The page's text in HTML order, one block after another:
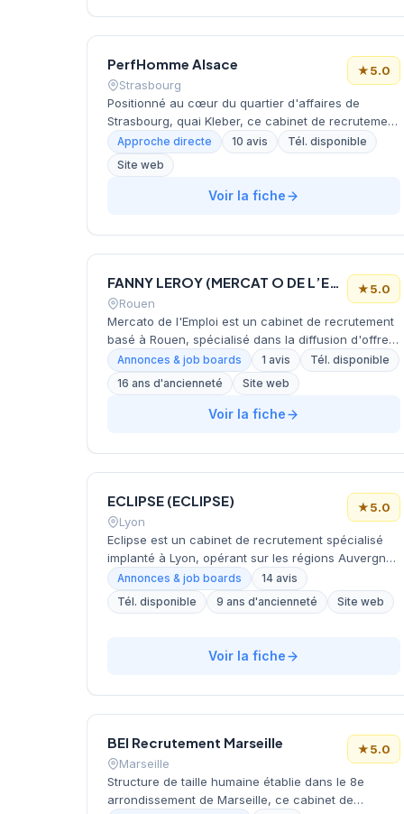
rennais tout en bénéficiant d'un environnement de
travail privilégié.
PerfHomme Alsace
Strasbourg
★5.0
Positionné au cœur du quartier d'affaires de
Strasbourg, quai Kleber, ce cabinet de recrutement
développe ses activités de chasse de têtes et
d'executive search dans la région Alsace. La
structure propose également des services
d'outplacement pour accompagner les transitions
Approche directe 10 avis
Tél. disponible
Site web
Voir la fiche
FANNY LEROY (MERCAT O DE L’EMPLOI)
Rouen
★5.0
Mercato de l'Emploi est un cabinet de recrutement
basé à Rouen, spécialisé dans la diffusion d'offres
d'emploi en CDI et CDD. Le cabinet accompagne
des entreprises de diverses secteurs (industrie,
menuiserie, construction, digital, environnement)
sur l'ensemble du territoire français pour leurs
Annonces & job boards 1 avis
Tél. disponible
16 ans d'ancienneté
Site web
Voir la fiche
ECLIPSE (ECLIPSE)
Lyon
★5.0
Eclipse est un cabinet de recrutement spécialisé
implanté à Lyon, opérant sur les régions Auvergne-
Rhône-Alpes et Bourgogne-Franche-Comté. Le
cabinet accompagne ses candidats et clients dans
leurs recherches de postes en audit, comptabilité,
profils d'employés, techniciens, agents de maîtrise
Annonces & job boards
14 avis
Tél. disponible
9 ans d'ancienneté Site web
Voir la fiche
BEI Recrutement Marseille
Marseille
★5.0
Structure de taille humaine établie dans le 8e
arrondissement de Marseille, ce cabinet de